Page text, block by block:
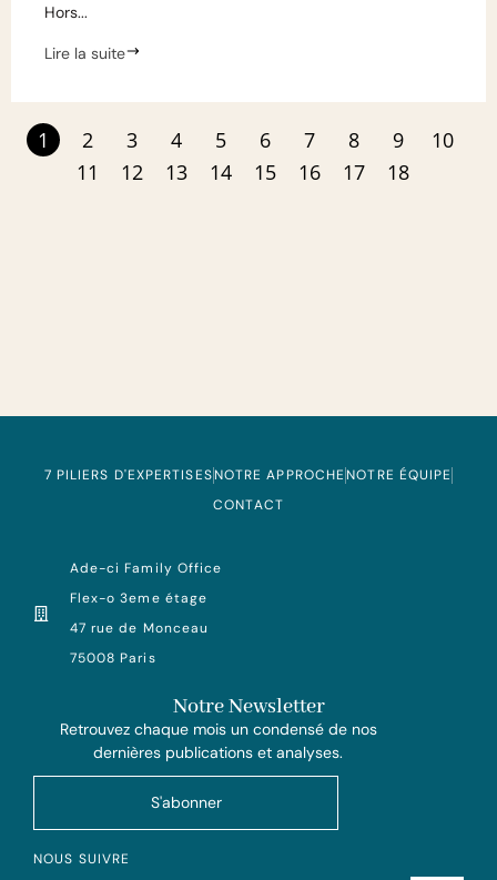
Hors...
Lire la suite
1 2 3 4 5 6 7 8 9
10
11
12 13 14 15 16 17 18
7 PILIERS D'EXPERTISESNOTRE APPROCHE NOTRE ÉQUIPE
CONTACT
Ade-ci Family Office
Flex-o 3eme étage
47 rue de Monceau
75008 Paris
Notre Newsletter
Retrouvez chaque mois un condensé de nos
dernières publications et analyses.
S'abonner
NOUS SUIVRE